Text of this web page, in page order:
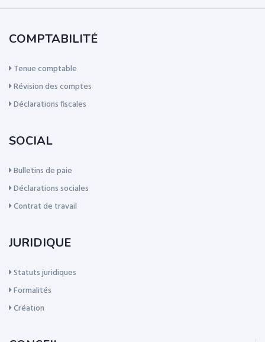
COMPTABILITÉ
Tenue comptable
Révision des comptes
Déclarations fiscales
SOCIAL
Bulletins de paie
Déclarations sociales
Contrat de travail
JURIDIQUE
Statuts juridiques
Formalités
Création